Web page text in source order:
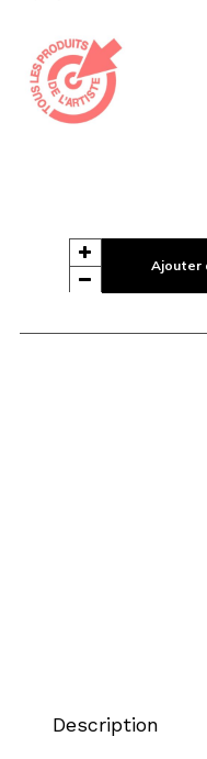
Ajouter
Description